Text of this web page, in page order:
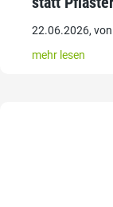
22.06.2026,
mehr lesen